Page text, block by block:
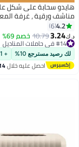
هايدو سحابة على شكل
مناشف ورقية ، غرفة
غرفة نوم مربع ورقة الرسم
جو الأسرة الديكور ( أبيض )
4.2
6
د.ك‏3.24
10.79خصم 69%
#14 في حاملات المناديل
#14 في حاملات المناديل
لك رصيد مسترجع 10% + 1
احصل عليه خلال